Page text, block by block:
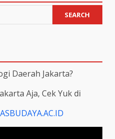
SEARCH
Daerah Jakarta?
Aja, Cek Yuk di